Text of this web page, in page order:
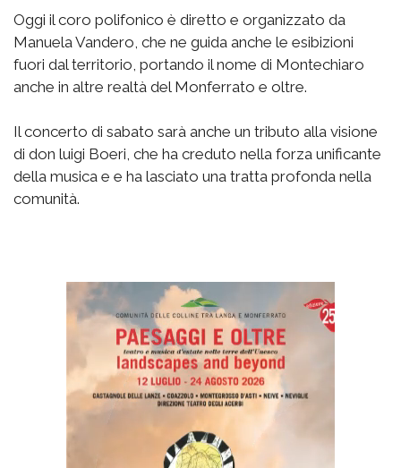
Oggi il coro polifonico è diretto e organizzato da
Manuela Vandero, che ne guida anche le esibizioni
fuori dal territorio, portando il nome di Montechiaro
anche in altre realtà del Monferrato e oltre.
Il concerto di sabato sarà anche un tributo alla visione
di don luigi Boeri, che ha creduto nella forza unificante
della musica e e ha lasciato una tratta profonda nella
comunità.